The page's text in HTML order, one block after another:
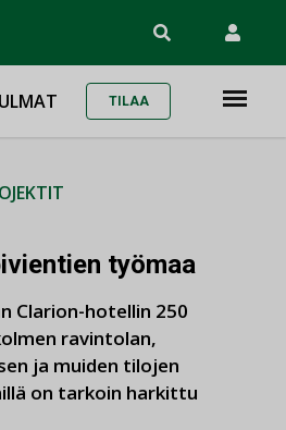
TILAA
työmaa
Clarion-hotellin 250
ravintolan,
ja muiden tilojen
on tarkoin harkittu